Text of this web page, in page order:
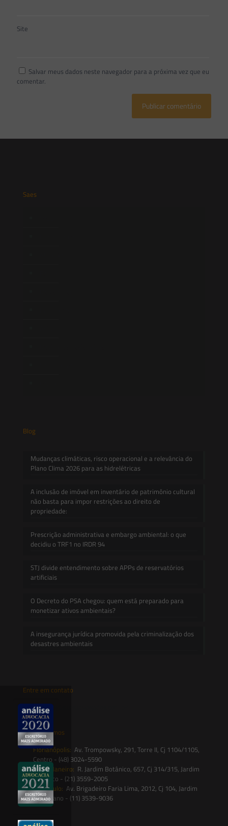
Site
Salvar meus dados neste navegador para a próxima vez que eu
comentar.
Saes
Blog
Mudanças climáticas, risco operacional e a relevância do
Plano Clima 2026 para as hidrelétricas
A inclusão de imóvel em inventário de patrimônio cultural
não basta para impor restrições ao direito de
propriedade:
Prescrição administrativa e embargo ambiental: o que
decidiu o TRF1 no IRDR 94
STJ divide entendimento sobre APPs de reservatórios
artificiais
O Decreto do PSA chegou: quem está preparado para
monetizar ativos ambientais?
A insegurança jurídica promovida pela criminalização dos
desastres ambientais
Entre em contato
contato@saesadvogados.com.br
Onde estamos
Florianópolis: Av. Trompowsky, 291, Torre II, Cj 1104/1105,
Centro - (48) 3024-5590
Rio de Janeiro: R. Jardim Botânico, 657, Cj 314/315, Jardim
Botânico - (21) 3559-2005
São Paulo: Av. Brigadeiro Faria Lima, 2012, Cj 104, Jardim
Paulistano - (11) 3539-9036
Siga-nos